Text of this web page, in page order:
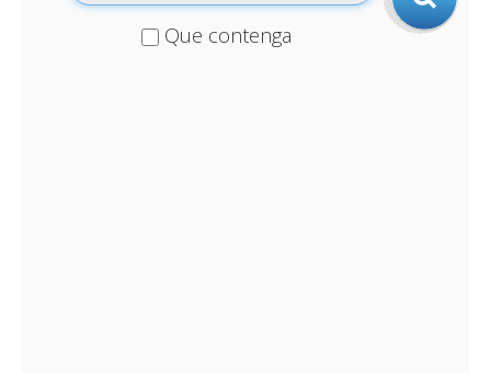
Que contenga